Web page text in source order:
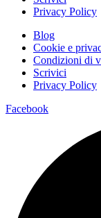
Privacy Policy
Blog
Cookie e
Condizioni di
Scrivici
Privacy Policy
Facebook